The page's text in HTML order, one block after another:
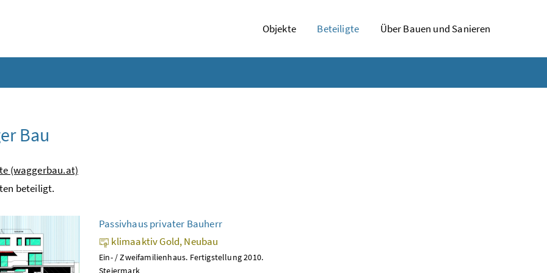
Objekte Beteiligte Über Bauen und Sanieren
Bau
(waggerbau.at)
beteiligt.
Passivhaus privater Bauherr
klimaaktiv Gold, Neubau
Ein- / Zweifamilienhaus. Fertigstellung 2010.
Steiermark